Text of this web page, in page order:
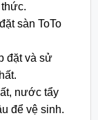
sàn ToTo
đặt và sử
nước tẩy
để vệ sinh.